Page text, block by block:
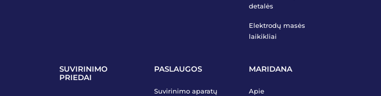
detalės
Elektrodų masės
laikikliai
SUVIRINIMO
PRIEDAI
PASLAUGOS
Suvirinimo aparatų
MARIDANA
Apie